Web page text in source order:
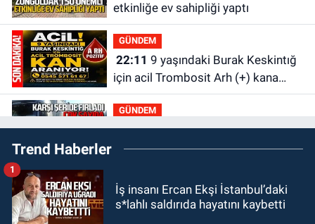
etkinliğe ev sahipliği yaptı
GÜNDEM
22:11
için acil Trombosit Arh (+) kana
ihtiyaç var
GÜNDEM
21:50Yoldan çıktı karşı şeride
fırladı: Çok sayıda yaralı var
21:38Ercüment Ünal'dan acık
haber geldi: Ameliyata dayanamadı
Trend Haberler
İş insanı Ercan Ekşi İstanbul’daki
s*lahlı saldırıda hayatını kaybetti
1